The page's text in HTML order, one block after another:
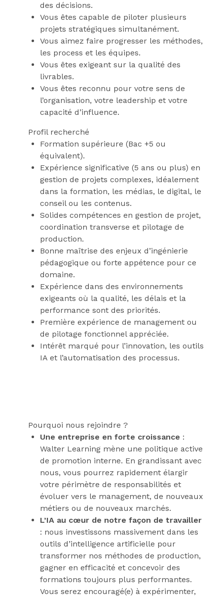
des décisions.
Vous êtes capable de piloter plusieurs
projets stratégiques simultanément.
Vous aimez faire progresser les méthodes,
les process et les équipes.
Vous êtes exigeant sur la qualité des
livrables.
Vous êtes reconnu pour votre sens de
l’organisation, votre leadership et votre
capacité d’influence.
Profil recherché
Formation supérieure (Bac +5 ou
équivalent).
Expérience significative (5 ans ou plus) en
gestion de projets complexes, idéalement
dans la formation, les médias, le digital, le
conseil ou les contenus.
Solides compétences en gestion de projet,
coordination transverse et pilotage de
production.
Bonne maîtrise des enjeux d’ingénierie
pédagogique ou forte appétence pour ce
domaine.
Expérience dans des environnements
exigeants où la qualité, les délais et la
performance sont des priorités.
Première expérience de management ou
de pilotage fonctionnel appréciée.
Intérêt marqué pour l’innovation, les outils
IA et l’automatisation des processus.
Pourquoi nous rejoindre ?
Une entreprise en forte croissance :
Walter Learning mène une politique active
de promotion interne. En grandissant avec
nous, vous pourrez rapidement élargir
votre périmètre de responsabilités et
évoluer vers le management, de nouveaux
métiers ou de nouveaux marchés.
L’IA au cœur de notre façon de travailler
: nous investissons massivement dans les
outils d’intelligence artificielle pour
transformer nos méthodes de production,
gagner en efficacité et concevoir des
formations toujours plus performantes.
Vous serez encouragé(e) à expérimenter,